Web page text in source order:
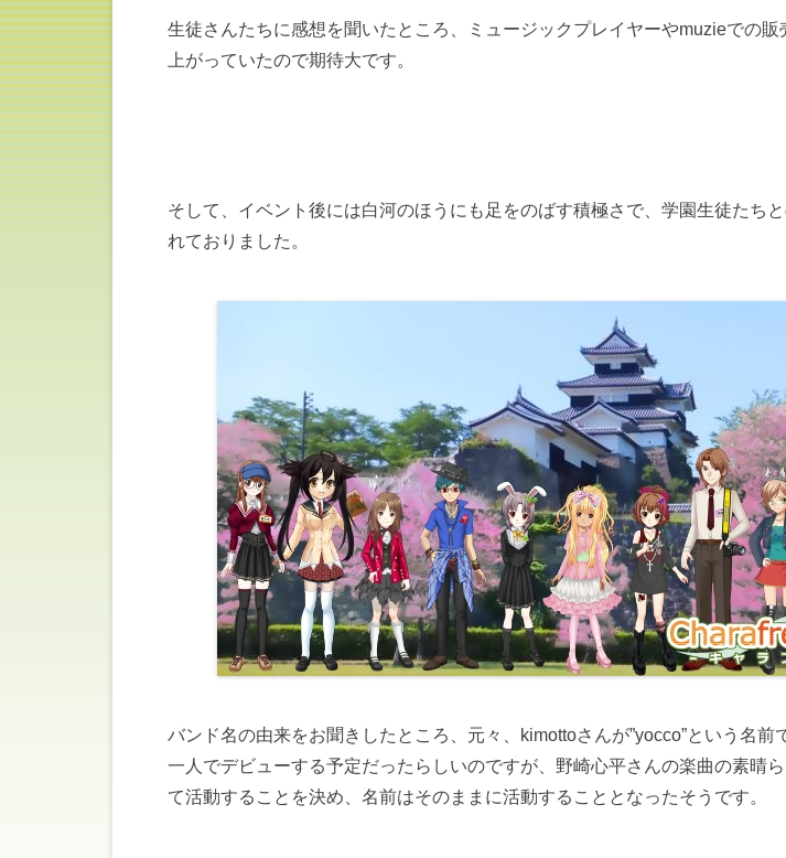
生徒さんたちに感想を聞いたところ、ミュージックプレイヤーやmuzieでの販
上がっていたので期待大です。
そして、イベント後には白河のほうにも足をのばす積極さで、学園生徒たち
れておりました。
バンド名の由来をお聞きしたところ、元々、kimottoさんが”yocco”という名前
一人でデビューする予定だったらしいのですが、野崎心平さんの楽曲の素晴
て活動することを決め、名前はそのままに活動することとなったそうです。